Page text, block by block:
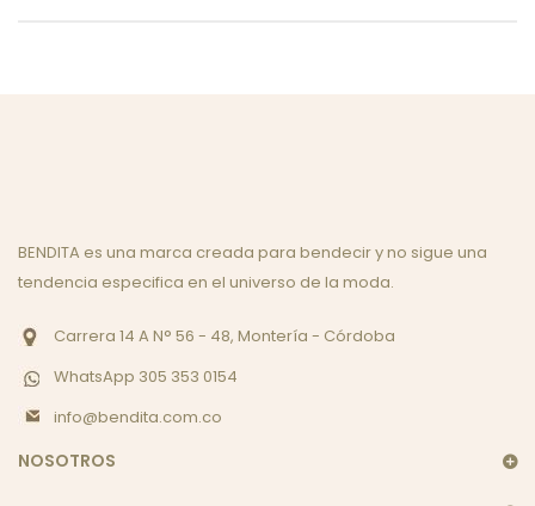
BENDITA es una marca creada para bendecir y no sigue una
tendencia especifica en el universo de la moda.
Carrera 14 A N° 56 - 48, Montería - Córdoba
WhatsApp 305 353 0154
info@bendita.com.co
NOSOTROS